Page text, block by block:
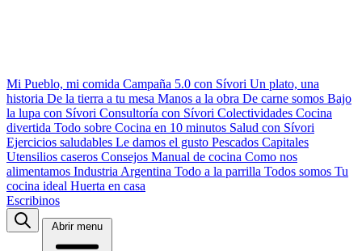
Mi Pueblo, mi comida Campaña 5.0 con Sívori Un plato, una
historia De la tierra a tu mesa Manos a la obra De carne somos Bajo
la lupa con Sívori Consultoría con Sívori Colectividades Cocina
divertida Todo sobre Cocina en 10 minutos Salud con Sívori
Ejercicios saludables Le damos el gusto Pescados Capitales
Utensilios caseros Consejos Manual de cocina Como nos
alimentamos Industria Argentina Todo a la parrilla Todos somos Tu
cocina ideal Huerta en casa
Escribinos
Abrir menu